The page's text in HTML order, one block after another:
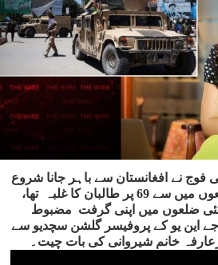
فوج نے افغانستان سے باہر جانا شروع
کیا، تب تک وہاں 407 ضلعوں میں سے 69 پر طالبان کا غلبہ تھا،
ضلعوں میں اپنی گرفت مضبوط
این یو کے پروفیسر گلشن سچدیو سے
خانم شیروانی کی بات چیت۔